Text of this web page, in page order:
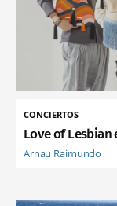
CONCIERTOS
Love of Lesbian
Arnau Raimundo